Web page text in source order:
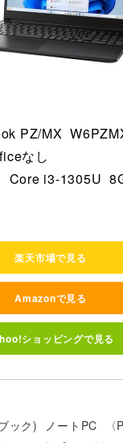
PZ/MX
なし
Core i3-1305U
楽天市場で見る
Amazonで見る
ショッピングで見る
ック) ノートPC 〈